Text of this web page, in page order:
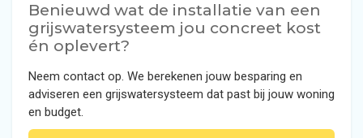
Benieuwd wat de installatie van een
grijswatersysteem jou concreet kost
én oplevert?
Neem contact op. We berekenen jouw besparing en
adviseren een grijswatersysteem dat past bij jouw woning
en budget.